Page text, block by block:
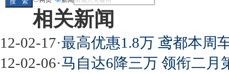
相关新闻
12-02-17·最高优惠1.8万 鸢都本周
12-02-06·马自达6降三万 领衔二月